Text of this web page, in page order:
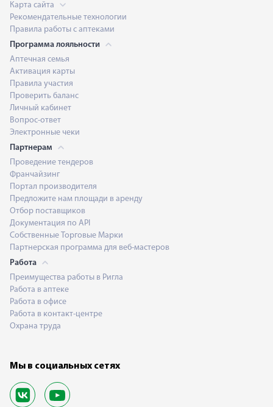
Карта сайта
Рекомендательные технологии
Правила работы с аптеками
Программа лояльности
Аптечная семья
Активация карты
Правила участия
Проверить баланс
Личный кабинет
Вопрос-ответ
Электронные чеки
Партнерам
Проведение тендеров
Франчайзинг
Портал производителя
Предложите нам площади в аренду
Отбор поставщиков
Документация по API
Собственные Торговые Марки
Партнерская программа для веб-мастеров
Работа
Преимущества работы в Ригла
Работа в аптеке
Работа в офисе
Работа в контакт-центре
Охрана труда
Мы в социальных сетях